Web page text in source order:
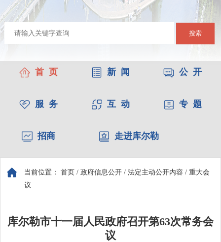
搜索
首 页 新 闻 公 开
服 务 互 动 专 题
招商 走进库尔勒
当前位置： 首页 / 政府信息公开 / 法定主动公开内容 / 重大会
议
库尔勒市十一届人民政府召开第63次常务会
议